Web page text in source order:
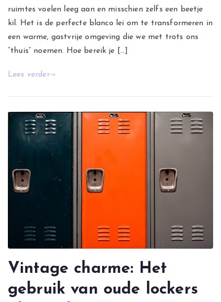
ruimtes voelen leeg aan en misschien zelfs een beetje
kil. Het is de perfecte blanco lei om te transformeren in
een warme, gastvrije omgeving die we met trots ons
“thuis” noemen. Hoe bereik je […]
Lees verder
Vintage charme: Het
gebruik van oude lockers